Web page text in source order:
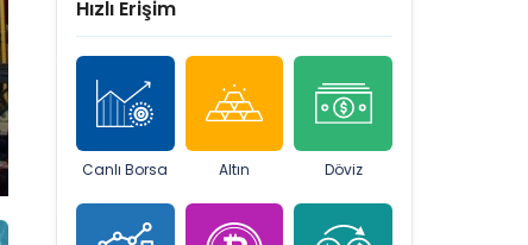
Hızlı Erişim
Canlı Borsa Altın Döviz